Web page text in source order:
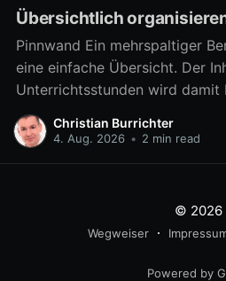
Übersichtlich
Pinnwand Ein mehrspaltiger Bereich eignet sich für
eine einfache Übersicht. Der
Unterrichtsstunden wird damit
übersichtlich verfügbar. Aber
Materialien für eine
Christian Burrichter
4. Aug. 2026 • 2 min read
© 2026
Wegweiser
Powered by